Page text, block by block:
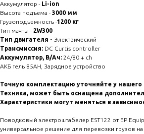
Аккумулятор - Li-ion
Высота подъема - 3000 мм
Грузоподъемность -1200 кг
Тип мачты - 2W300
Тип двигателя - Электрический
Трансмиссия: DC Curtis controller
Аккумулятор, В/Ач: 24/80 + ch
АКБ гель 85AH, Зарядное устройство
Точную комплектацию уточняйте у
Техника, может быть оснащена
Характеристики могут меняться в
Поводковый электроштабелер EST122 от EP
универсальное решение для перевозки грузов